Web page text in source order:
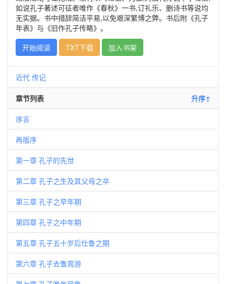
如说孔子著述可征者唯作《春秋》一书,订礼乐、删诗书等说均
无实据。书中措辞简洁平易,以免艰深繁博之弊。书后附《孔子
年表》与《旧作孔子传略》。
开始阅读
TXT下载 加入书架
近代 传记
章节列表 升序↑
序言
再版序
第一章 孔子的先世
第二章 孔子之生及其父母之卒
第三章 孔子之早年期
第四章 孔子之中年期
第五章 孔子五十岁后仕鲁之期
第六章 孔子去鲁周游